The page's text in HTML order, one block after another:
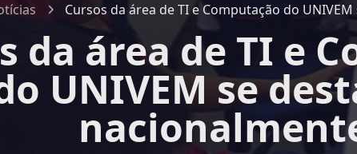
Cursos da área de TI e Computação do
da área de TI e
UNIVEM se